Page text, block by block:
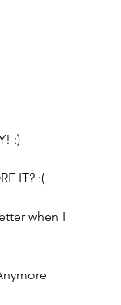
:)
IT? :(
when I